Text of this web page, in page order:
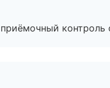
контроль